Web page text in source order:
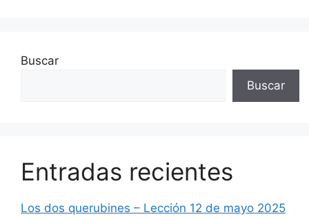
Buscar
Buscar
Entradas recientes
Los dos querubines – Lección 12 de mayo 2025